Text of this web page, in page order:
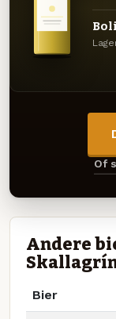
Of
Andere
Bier